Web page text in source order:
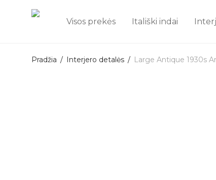
Visos prekės Itališki indai
Pradžia / Interjero detalės / Large Antique 1930s